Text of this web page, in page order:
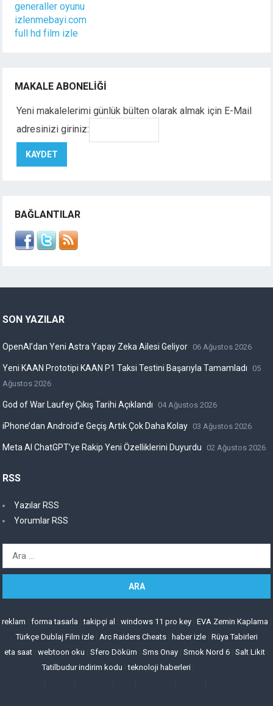
generaller oyunu
izlenmebayi.com
full hd film izle
MAKALE ABONELIĞI
Yeni makalelerimi günlük bülten olarak almak için E-Mail
adresinizi giriniz:
BAĞLANTILAR
SON YAZILAR
OpenAI’dan Yeni Astra Yapay Zeka Ailesi Geliyor 06 Ağustos 2026
Yeni KAAN Prototipi KAAN P1 Taksi Testini Başarıyla Tamamladı
05
Ağustos 2026
God of War Laufey Çıkış Tarihi Açıklandı 04 Ağustos 2026
iPhone’dan Android’e Geçiş Artık Çok Daha Kolay 03 Ağustos 2026
Meta AI ChatGPT’ye Rakip Yeni Özelliklerini Duyurdu 02 Ağustos 2026
RSS
Yazılar RSS
Yorumlar RSS
Arama:
reklam forma tasarla |takipçi al windows 11 pro key| EVA Zemin Kaplama
Türkçe Dublaj Film izle| Arc Raiders Cheats| haber izle| Rüya Tabirleri
eta saat webtoon oku Sfero Döküm Sms Onay Smok Nord 6 Salt Likit
Tatilbudur indirim kodu |teknoloji haberleri|